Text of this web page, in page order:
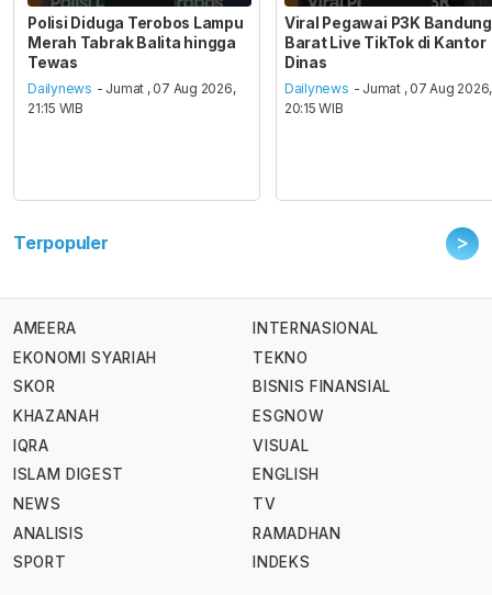
Polisi Diduga Terobos Lampu
Merah Tabrak Balita hingga
Tewas
Dailynews - Jumat , 07 Aug 2026,
21:15 WIB
Viral Pegawai P3K Bandung
Barat Live TikTok di Kantor
Dinas
Dailynews - Jumat , 07 Aug 2026,
20:15 WIB
Terpopuler >
AMEERA
EKONOMI SYARIAH
SKOR
KHAZANAH
IQRA
ISLAM DIGEST
NEWS
ANALISIS
SPORT
INTERNASIONAL
TEKNO
BISNIS FINANSIAL
ESGNOW
VISUAL
ENGLISH
TV
RAMADHAN
INDEKS